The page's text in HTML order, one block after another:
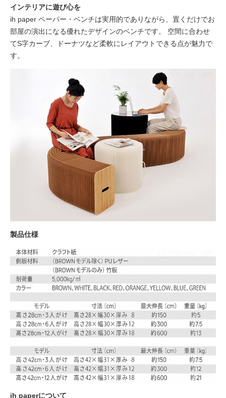
インテリアに遊び心を
ih paper ペーパー・ベンチは実用的でありながら、置くだけでお
部屋の演出になる優れたデザインのベンチです。 空間に合わせ
てS字カーブ、ドーナツなど柔軟にレイアウトできる点が魅力で
す。
製品仕様
ih paperについて